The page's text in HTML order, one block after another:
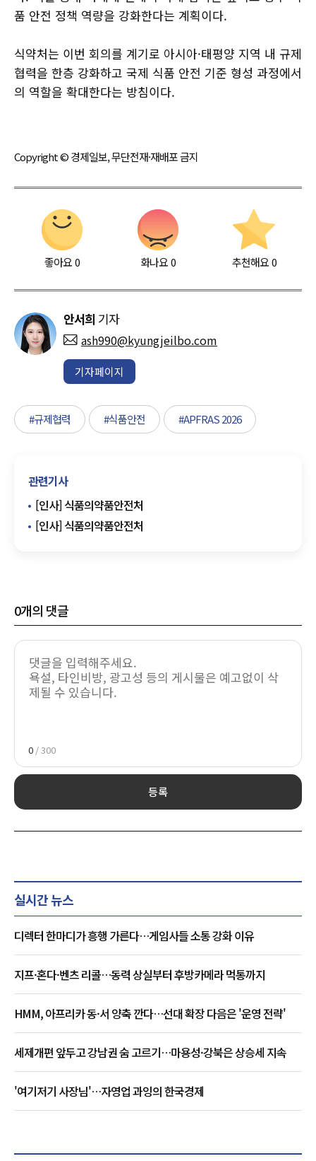
품 안전 정책 역량을 강화한다는 계획이다.
식약처는 이번 회의를 계기로 아시아·태평양 지역 내 규제
협력을 한층 강화하고 국제 식품 안전 기준 형성 과정에서
의 역할을 확대한다는 방침이다.
Copyright © 경제일보, 무단전재·재배포 금지
좋아요0 화나요0 추천해요 0
안서희 기자
ash990@kyungjeilbo.com
기자페이지
#규제협력 #식품안전 #APFRAS 2026
관련기사
[인사] 식품의약품안전처
[인사] 식품의약품안전처
0개의 댓글
0 / 300
등록
실시간 뉴스
디렉터 한마디가 흥행 가른다…게임사들 소통 강화 이유
지프·혼다·벤츠 리콜…동력 상실부터 후방카메라 먹통까지
HMM, 아프리카 동·서 양축 깐다…선대 확장 다음은 '운영 전략'
세제개편 앞두고 강남권 숨 고르기…마용성·강북은 상승세 지속
'여기저기 사장님'…자영업 과잉의 한국경제